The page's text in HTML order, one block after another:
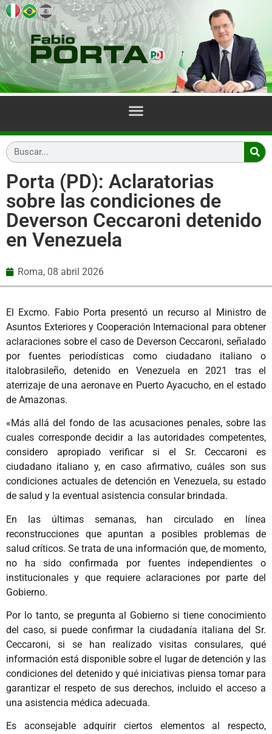
Porta (PD): Aclaratorias
sobre las condiciones de
Deverson Ceccaroni detenido
en Venezuela
Roma, 08 abril 2026
El Excmo. Fabio Porta presentó un recurso al Ministro de
Asuntos Exteriores y Cooperación Internacional para obtener
aclaraciones sobre el caso de Deverson Ceccaroni, señalado
por fuentes periodísticas como ciudadano italiano o
italobrasileño, detenido en Venezuela en 2021 tras el
aterrizaje de una aeronave en Puerto Ayacucho, en el estado
de Amazonas.
«Más allá del fondo de las acusaciones penales, sobre las
cuales corresponde decidir a las autoridades competentes,
considero apropiado verificar si el Sr. Ceccaroni es
ciudadano italiano y, en caso afirmativo, cuáles son sus
condiciones actuales de detención en Venezuela, su estado
de salud y la eventual asistencia consular brindada.
En las últimas semanas, han circulado en línea
reconstrucciones que apuntan a posibles problemas de
salud críticos. Se trata de una información que, de momento,
no ha sido confirmada por fuentes independientes o
institucionales y que requiere aclaraciones por parte del
Gobierno.
Por lo tanto, se pregunta al Gobierno si tiene conocimiento
del caso, si puede confirmar la ciudadanía italiana del Sr.
Ceccaroni, si se han realizado visitas consulares, qué
información está disponible sobre el lugar de detención y las
condiciones del detenido y qué iniciativas piensa tomar para
garantizar el respeto de sus derechos, incluido el acceso a
una asistencia médica adecuada.
Es aconsejable adquirir ciertos elementos al respecto,